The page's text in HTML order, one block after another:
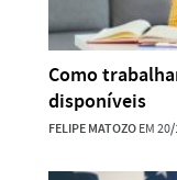
Como
disponíveis
FELIPE MATOZOEM